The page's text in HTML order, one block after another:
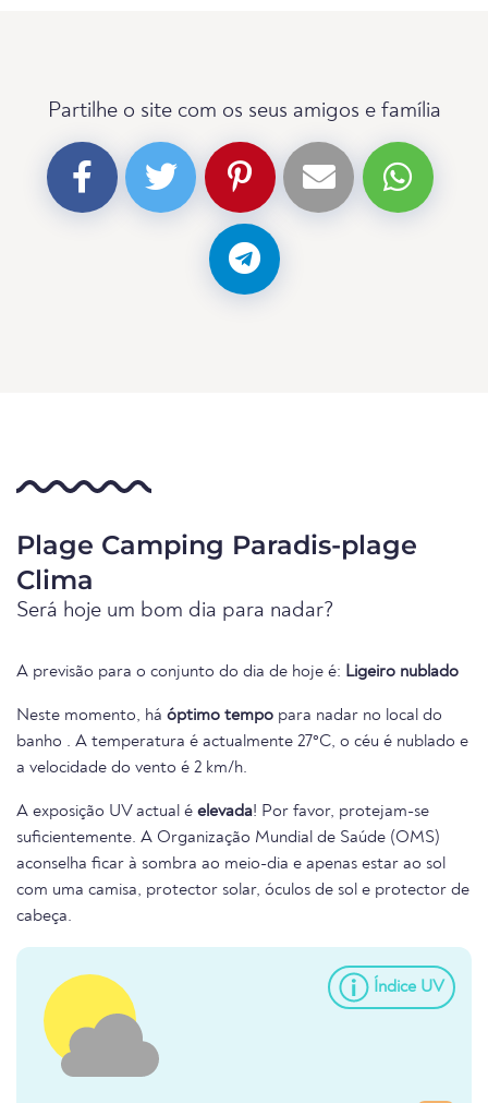
Partilhe o site com os seus amigos e família
Plage Camping Paradis-plage
Clima
Será hoje um bom dia para nadar?
A previsão para o conjunto do dia de hoje é: Ligeiro nublado
Neste momento, há óptimo tempo para nadar no local do
banho . A temperatura é actualmente 27°C, o céu é nublado e
a velocidade do vento é 2 km/h.
A exposição UV actual é elevada! Por favor, protejam-se
suficientemente. A Organização Mundial de Saúde (OMS)
aconselha ficar à sombra ao meio-dia e apenas estar ao sol
com uma camisa, protector solar, óculos de sol e protector de
cabeça.
Índice UV